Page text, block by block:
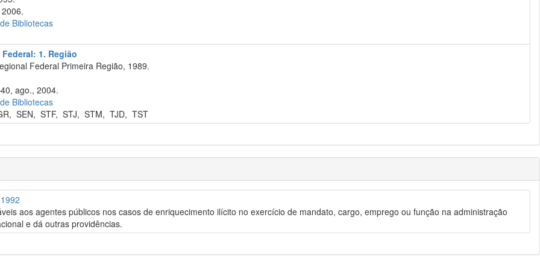
Bibliotecas
1. Região
Federal Primeira Região, 1989.
ago., 2004.
Bibliotecas
,SEN,STF,STJ,STM,TJD,TST
aos agentes públicos nos casos de enriquecimento ilícito no exercício de mandato, cargo, emprego ou função na administração
e dá outras providências.